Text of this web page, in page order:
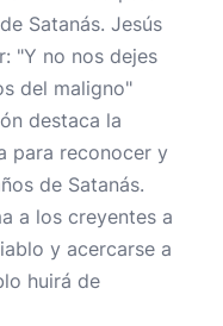
Satanás. Jesús
"Y no nos dejes
del maligno"
destaca la
para reconocer y
de Satanás.
a los creyentes a
y acercarse a
huirá de